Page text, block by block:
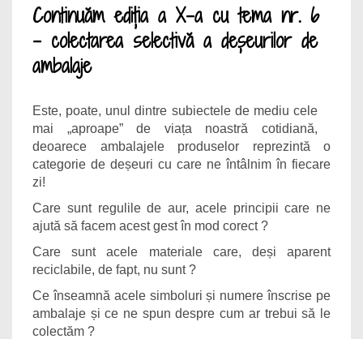
Continuăm ediția a X-a cu tema nr. 6
– colectarea selectivă a deșeurilor de
ambalaje
Este, poate, unul dintre subiectele de mediu cele
mai „aproape” de viața noastră cotidiană,
deoarece ambalajele produselor reprezintă o
categorie de deșeuri cu care ne întâlnim în fiecare
zi!
Care sunt regulile de aur, acele principii care ne
ajută să facem acest gest în mod corect ?
Care sunt acele materiale care, deși aparent
reciclabile, de fapt, nu sunt ?
Ce înseamnă acele simboluri și numere înscrise pe
ambalaje și ce ne spun despre cum ar trebui să le
colectăm ?